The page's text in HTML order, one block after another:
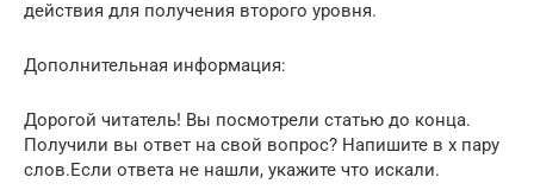
действия для получения второго уровня.
Дополнительная информация:
Дорогой читатель! Вы посмотрели статью до конца.
Получили вы ответ на свой вопрос? Напишите в х пару
слов.Если ответа не нашли, укажите что искали.